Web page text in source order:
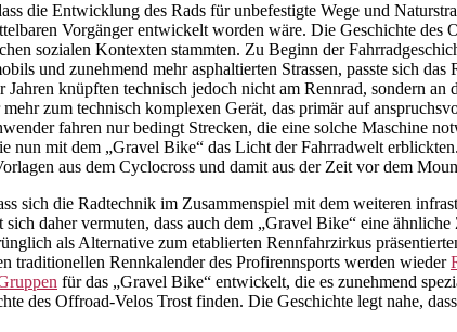
die Entwicklung des Rads für unbefestigte Wege und
Vorgänger entwickelt worden wäre. Die Geschichte
sozialen Kontexten stammten. Zu Beginn der
und zunehmend mehr asphaltierten Strassen, passte sich
knüpften technisch jedoch nicht am Rennrad, sondern
zum technisch komplexen Gerät, das primär auf
fahren nur bedingt Strecken, die eine solche Maschine
nun mit dem „Gravel Bike“ das Licht der Fahrradwelt
aus dem Cyclocross und damit aus der Zeit vor dem
sich die Radtechnik im Zusammenspiel mit dem weiteren
daher vermuten, dass auch dem „Gravel Bike“ eine
als Alternative zum etablierten Rennfahrzirkus
traditionellen Rennkalender des Profirennsports werden wieder
für das „Gravel Bike“ entwickelt, die es zunehmend
des Offroad-Velos Trost finden. Die Geschichte legt nahe,